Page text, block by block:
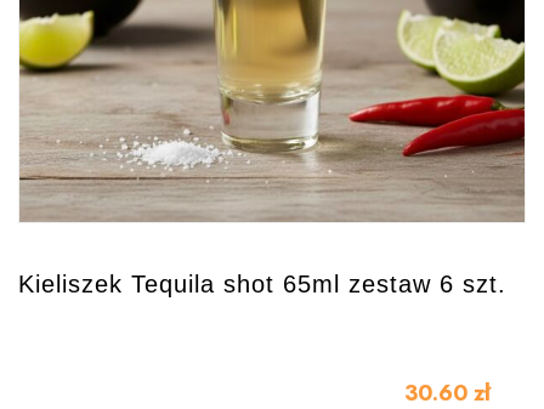
Kieliszek Tequila shot 65ml zestaw 6 szt.
30.60 zł